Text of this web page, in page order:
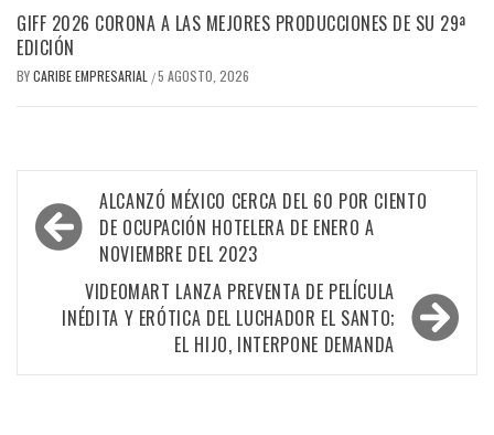
GIFF 2026 CORONA A LAS MEJORES PRODUCCIONES DE SU 29ª
EDICIÓN
BYCARIBE EMPRESARIAL /5 AGOSTO, 2026
Navegación
de
entradas
ALCANZÓ MÉXICO CERCA DEL 60 POR CIENTO
DE OCUPACIÓN HOTELERA DE ENERO A
NOVIEMBRE DEL 2023
VIDEOMART LANZA PREVENTA DE PELÍCULA
INÉDITA Y ERÓTICA DEL LUCHADOR EL SANTO;
EL HIJO, INTERPONE DEMANDA